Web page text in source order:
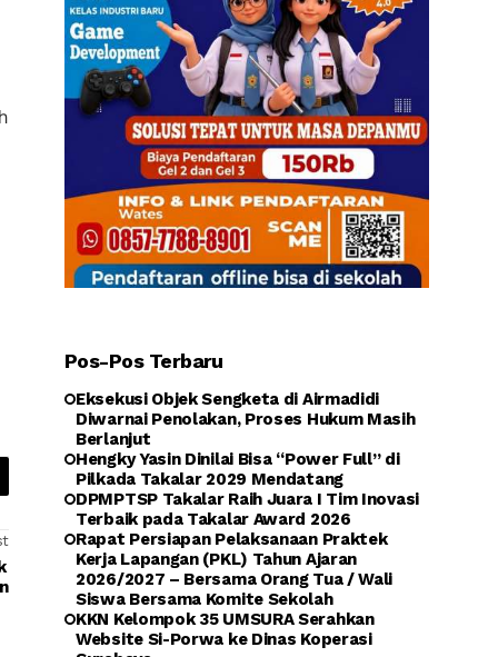
Pos-Pos Terbaru
Eksekusi Objek Sengketa di Airmadidi
Diwarnai Penolakan, Proses Hukum Masih
Berlanjut
Hengky Yasin Dinilai Bisa “Power Full” di
Pilkada Takalar 2029 Mendatang
DPMPTSP Takalar Raih Juara I Tim Inovasi
Terbaik pada Takalar Award 2026
Rapat Persiapan Pelaksanaan Praktek
Kerja Lapangan (PKL) Tahun Ajaran
2026/2027 – Bersama Orang Tua / Wali
Siswa Bersama Komite Sekolah
KKN Kelompok 35 UMSURA Serahkan
Website Si-Porwa ke Dinas Koperasi